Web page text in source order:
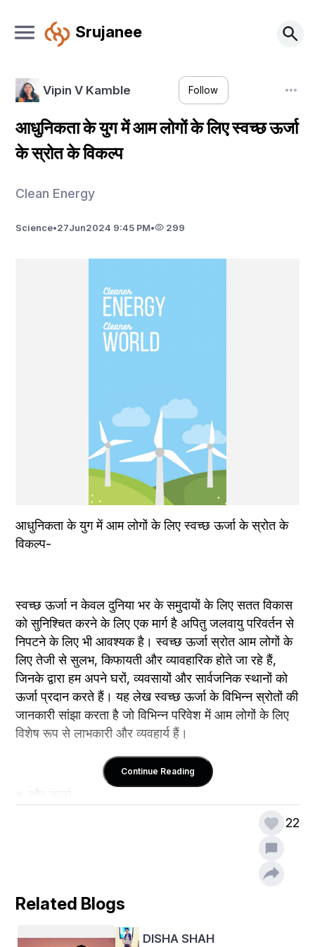
Srujanee
Vipin V Kamble Follow
आधुनिकता के युग में आम लोगों के लिए स्वच्छ ऊर्जा
के स्रोत के विकल्प
Clean Energy
Science•27Jun2024 9:45 PM• 299
आधुनिकता के युग में आम लोगों के लिए स्वच्छ ऊर्जा के स्रोत के
विकल्प-
स्वच्छ ऊर्जा न केवल दुनिया भर के समुदायों के लिए सतत विकास
को सुनिश्चित करने के लिए एक मार्ग है अपितु जलवायु परिवर्तन से
निपटने के लिए भी आवश्यक है। स्वच्छ ऊर्जा स्रोत आम लोगों के
लिए तेजी से सुलभ, किफायती और व्यावहारिक होते जा रहे हैं,
जिनके द्वारा हम अपने घरों, व्यवसायों और सार्वजनिक स्थानों को
ऊर्जा प्रदान करते हैं। यह लेख स्वच्छ ऊर्जा के विभिन्न स्रोतों की
जानकारी सांझा करता है जो विभिन्न परिवेश में आम लोगों के लिए
विशेष रूप से लाभकारी और व्यवहार्य हैं।
सौर ऊर्जा आम लोगों के लिए स्वच्छ ऊर्जा के सबसे सुलभ और
व्यापक रूप से अपनाए जाने वाले रूपों में से एक है। टेक्नोलॉजी
करती है, सूर्य के प्रकाश को सीधे बिजली में परिवर्तित करती है।
पिछले एक दशकों में, सौर पैनलों की लागत में काफी कमी आई है,
Continue Reading
22
Related Blogs
DISHA SHAH